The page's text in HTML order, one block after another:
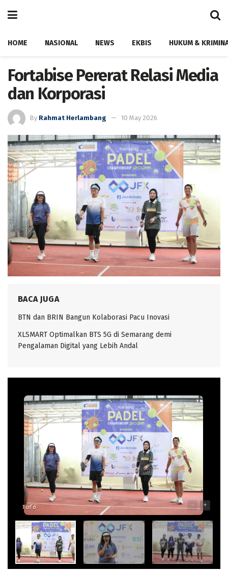
HOME NASIONAL NEWS EKBIS HUKUM &
Fortabise Pererat Relasi Media
dan Korporasi
By Rahmat Herlambang 10 May 2026
BACA JUGA
BTN dan BRIN Bangun Kolaborasi Pacu Inovasi
XLSMART Optimalkan BTS 5G di Semarang demi
Pengalaman Digital yang Lebih Andal
1of 6 - +